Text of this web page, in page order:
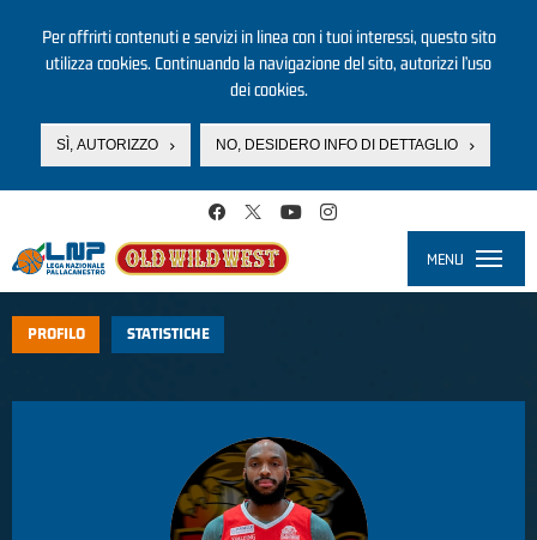
Per offrirti contenuti e servizi in linea con i tuoi interessi, questo sito
utilizza cookies. Continuando la navigazione del sito, autorizzi l’uso
dei cookies.
SÌ, AUTORIZZO NO, DESIDERO INFO DI DETTAGLIO
MENU
PROFILO STATISTICHE